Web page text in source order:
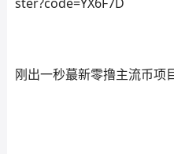
刚出一秒蕞新零撸主流币项